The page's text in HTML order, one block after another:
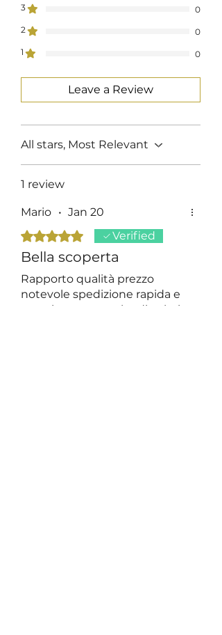
3
0
2
0
1
0
Leave a Review
All stars, Most Relevant
1 review
Mario • Jan 20
Rated 5 out of 5 stars.Verified
Bella scoperta
Rapporto qualità prezzo
notevole spedizione rapida e
gratuita, vasta scelta di colori